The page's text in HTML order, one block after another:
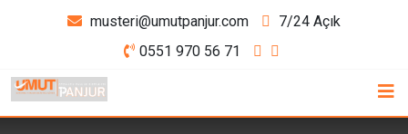
musteri@umutpanjur.com
7/24 Açık
0551 970 56 71